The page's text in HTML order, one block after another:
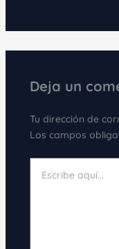
Deja un
Tu dirección de
Los campos
aquí...